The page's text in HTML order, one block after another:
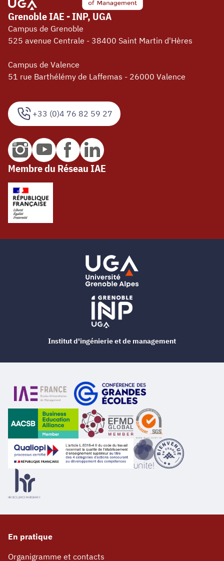
+33 (0)4 76 82 59 27
Grenoble IAE - INP, UGA
Campus de Grenoble
525 avenue Centrale - 38400 Saint Martin d'Hères
Campus de Valence
51 rue Barthélémy de Laffemas - 26000 Valence
Membre du Réseau IAE
En pratique
Organigramme et contacts
Institut d'ingénierie et de management